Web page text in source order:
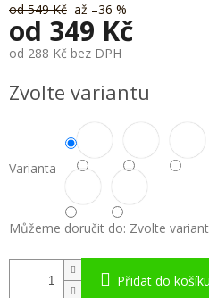
od 549 Kč až –36 %
od 349 Kč
od 288 Kč bez DPH
cena:
Zvolte variantu
Varianta
Můžeme doručit do: Zvolte
Přidat do košíku